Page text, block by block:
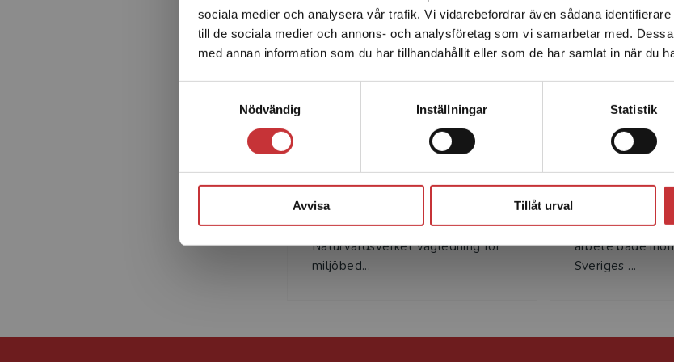
sociala medier och analysera vår trafik. Vi vidarebefordrar även sådana
till de sociala medier och annons- och analysföretag som vi samarbetar med.
med annan information som du har tillhandahållit eller som de har samlat in när du
Nödvändig
Inställningar Statistik
Avvisa Tillåt urval
enhet utanför Sverige. Vi erbjuder inte leveranser
Sverige. För att kunna slutföra ett köp måste
leveransadressen vara i Sverige.Läs mer
Samordning mellan strategisk och specifik miljöbedömning
Olika roller i miljöbedömningar
Annika Ryegård
Annika Ryegård är verksam vid
Naturvårdsverket och har bland
annat varit projektledare för
framtagandet av
Naturvårdsverket vägledning för
miljöbed...
Ann
Ann Åkerskog
expert för fysisk
arbete både
Sveriges ...